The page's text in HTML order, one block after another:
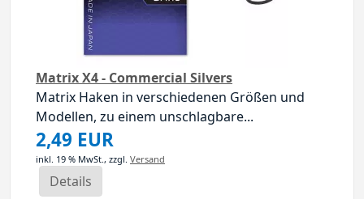
Matrix X4 - Commercial Silvers
Matrix Haken in verschiedenen Größen und
Modellen, zu einem unschlagbare...
2,49 EUR
inkl. 19 % MwSt., zzgl. Versand
Details